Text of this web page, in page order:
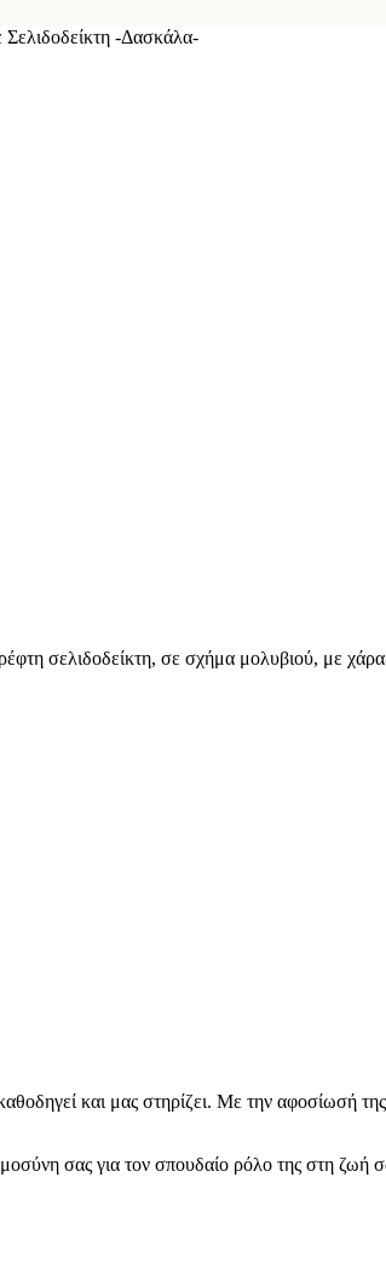
-Δασκάλα-
σελιδοδείκτη, σε σχήμα μολυβιού, με
και μας στηρίζει. Με την αφοσίωσή
σας για τον σπουδαίο ρόλο της στη ζωή